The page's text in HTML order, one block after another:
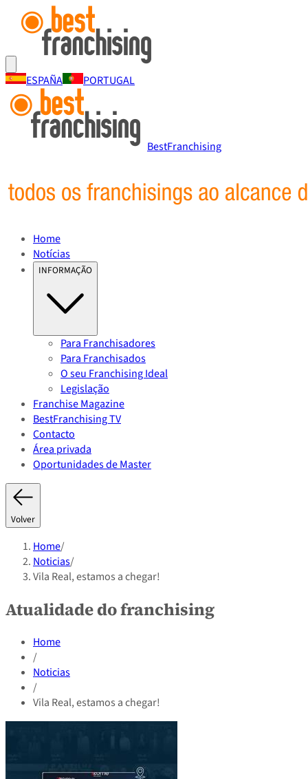
ESPAÑA PORTUGAL
BestFranchising
Home
Notícias
INFORMAÇÃO
Para Franchisadores
Para Franchisados
O seu Franchising Ideal
Legislação
Franchise Magazine
BestFranchising TV
Contacto
Área privada
Oportunidades de Master
Volver
Home/
Noticias/
Vila Real, estamos a chegar!
Atualidade do franchising
Home
/
Noticias
/
Vila Real, estamos a chegar!